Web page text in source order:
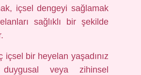
içsel dengeyi sağlamak
sağlıklı bir şekilde
içsel bir heyelan yaşadınız
veya zihinsel